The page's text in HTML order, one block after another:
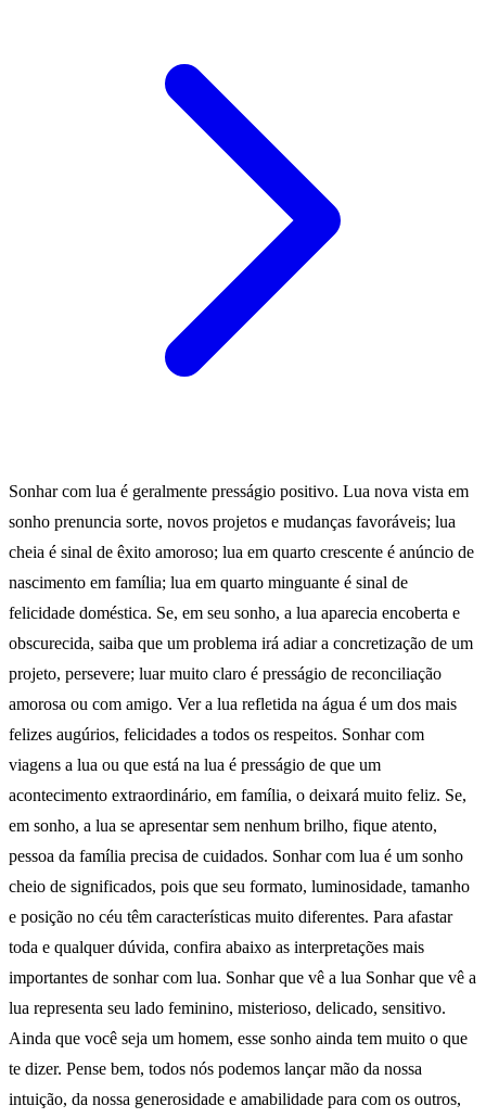
Sonhar com lua é geralmente presságio positivo. Lua nova vista em
sonho prenuncia sorte, novos projetos e mudanças favoráveis; lua
cheia é sinal de êxito amoroso; lua em quarto crescente é anúncio de
nascimento em família; lua em quarto minguante é sinal de
felicidade doméstica. Se, em seu sonho, a lua aparecia encoberta e
obscurecida, saiba que um problema irá adiar a concretização de um
projeto, persevere; luar muito claro é presságio de reconciliação
amorosa ou com amigo. Ver a lua refletida na água é um dos mais
felizes augúrios, felicidades a todos os respeitos. Sonhar com
viagens a lua ou que está na lua é presságio de que um
acontecimento extraordinário, em família, o deixará muito feliz. Se,
em sonho, a lua se apresentar sem nenhum brilho, fique atento,
pessoa da família precisa de cuidados. Sonhar com lua é um sonho
cheio de significados, pois que seu formato, luminosidade, tamanho
e posição no céu têm características muito diferentes. Para afastar
toda e qualquer dúvida, confira abaixo as interpretações mais
importantes de sonhar com lua. Sonhar que vê a lua Sonhar que vê a
lua representa seu lado feminino, misterioso, delicado, sensitivo.
Ainda que você seja um homem, esse sonho ainda tem muito o que
te dizer. Pense bem, todos nós podemos lançar mão da nossa
intuição, da nossa generosidade e amabilidade para com os outros,